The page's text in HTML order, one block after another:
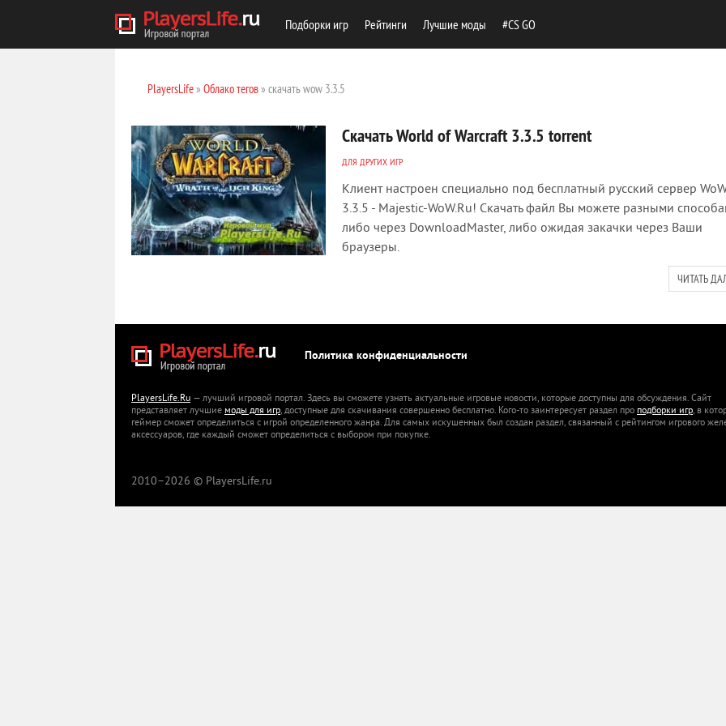
Подборки игр Рейтинги Лучшие моды #CS GO
PlayersLife» Облако тегов» скачать wow 3.3.5
Скачать World of Warcraft 3.3.5 torrent
ДЛЯ ДРУГИХ ИГР
Клиент настроен специально под бесплатный русский сервер
3.3.5 - Majestic-WoW.Ru! Скачать файл Вы можете разными
либо через DownloadMaster, либо ожидая закачки через Ваши
браузеры.
ЧИТАТЬ
Политика конфиденциальности
PlayersLife.Ru — лучший игровой портал. Здесь вы сможете узнать актуальные игровые новости, которые доступны для обсуждения. Сайт
представляет лучшие моды для игр, доступные для скачивания совершенно бесплатно. Кого-то заинтересует раздел про подборки игр, в
геймер сможет определиться с игрой определенного жанра. Для самых искушенных был создан раздел, связанный с рейтингом игрового
аксессуаров, где каждый сможет определиться с выбором при покупке.
2010–2026 © PlayersLife.ru